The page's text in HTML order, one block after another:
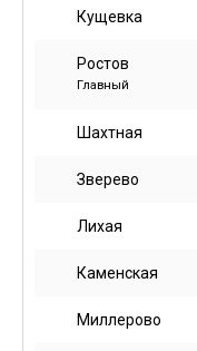
Кущевка
Ростов
Главный
Шахтная
Зверево
Лихая
Каменская
Миллерово